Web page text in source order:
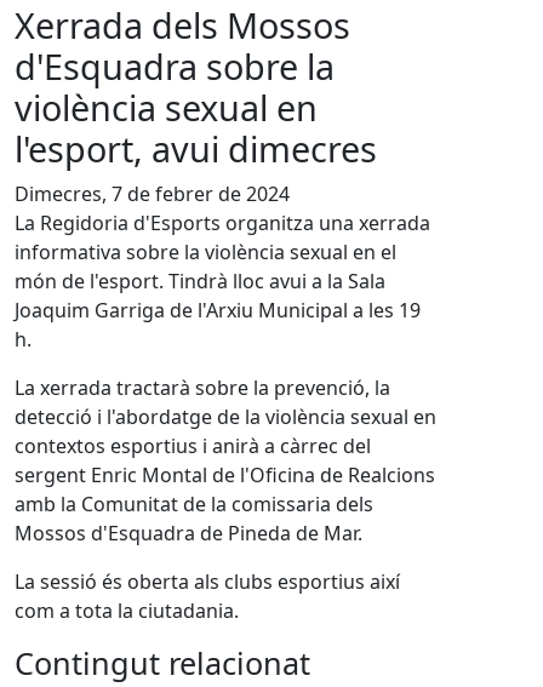
Xerrada dels Mossos
d'Esquadra sobre la
violència sexual en
l'esport, avui dimecres
Dimecres, 7 de febrer de 2024
La Regidoria d'Esports organitza una xerrada
informativa sobre la violència sexual en el
món de l'esport. Tindrà lloc avui a la Sala
Joaquim Garriga de l'Arxiu Municipal a les 19
h.
La xerrada tractarà sobre la prevenció, la
detecció i l'abordatge de la violència sexual en
contextos esportius i anirà a càrrec del
sergent Enric Montal de l'Oficina de Realcions
amb la Comunitat de la comissaria dels
Mossos d'Esquadra de Pineda de Mar.
La sessió és oberta als clubs esportius així
com a tota la ciutadania.
Contingut relacionat